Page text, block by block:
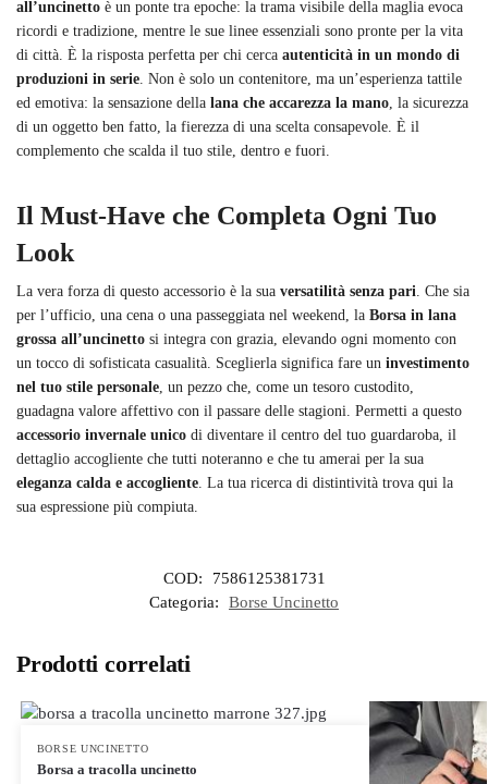
all’uncinetto è un ponte tra epoche: la trama visibile della maglia evoca
ricordi e tradizione, mentre le sue linee essenziali sono pronte per la vita
di città. È la risposta perfetta per chi cerca autenticità in un mondo di
produzioni in serie. Non è solo un contenitore, ma un’esperienza tattile
ed emotiva: la sensazione della lana che accarezza la mano, la sicurezza
di un oggetto ben fatto, la fierezza di una scelta consapevole. È il
complemento che scalda il tuo stile, dentro e fuori.
Il Must-Have che Completa Ogni Tuo
Look
La vera forza di questo accessorio è la sua versatilità senza pari. Che sia
per l’ufficio, una cena o una passeggiata nel weekend, la Borsa in lana
grossa all’uncinetto si integra con grazia, elevando ogni momento con
un tocco di sofisticata casualità. Sceglierla significa fare un investimento
nel tuo stile personale, un pezzo che, come un tesoro custodito,
guadagna valore affettivo con il passare delle stagioni. Permetti a questo
accessorio invernale unico di diventare il centro del tuo guardaroba, il
dettaglio accogliente che tutti noteranno e che tu amerai per la sua
eleganza calda e accogliente. La tua ricerca di distintività trova qui la
sua espressione più compiuta.
COD:
7586125381731
Categoria:
Borse Uncinetto
Prodotti correlati
BORSE UNCINETTO
Borsa a tracolla uncinetto